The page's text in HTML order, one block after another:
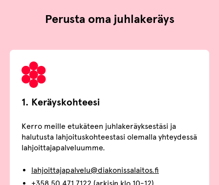
Perusta oma juhlakeräys
1. Keräyskohteesi
Kerro meille etukäteen juhlakeräyksestäsi ja
halutusta lahjoituskohteestasi olemalla yhteydessä
lahjoittajapalveluumme.
lahjoittajapalvelu@diakonissalaitos.fi